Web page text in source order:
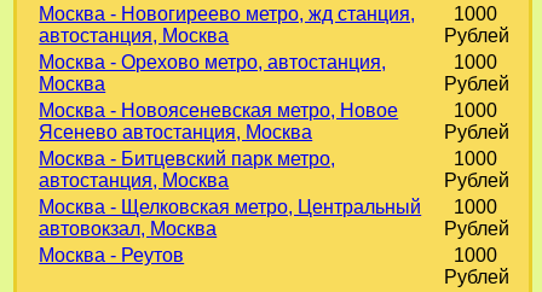
Москва - Новогиреево метро, жд станция,
автостанция, Москва
1000
Рублей
Москва - Орехово метро, автостанция,
Москва
1000
Рублей
Москва - Новоясеневская метро, Новое
Ясенево автостанция, Москва
1000
Рублей
Москва - Битцевский парк метро,
автостанция, Москва
1000
Рублей
Москва - Щелковская метро, Центральный
автовокзал, Москва
1000
Рублей
Москва - Реутов
1000
Рублей